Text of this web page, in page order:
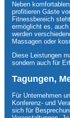
Neben
profitieren Gäste
Fitnessbereich
ermöglicht es,
werden
Massagen oder
Diese Leistungen
sondern auch für
Tagungen,
Für Unternehmen
Konferenz- und
sich für